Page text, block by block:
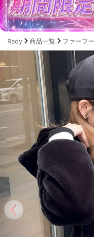
Rady 商品一覧 ファーフ